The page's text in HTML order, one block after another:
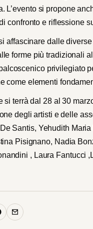
L’evento si propone
confronto e riflessione
affascinare dalle
forme più tradizionali
privilegiato
come elementi
si terrà dal 28 al 30
degli artisti e delle
Santis, Yehudith
Pisignano, Nadia
, Laura